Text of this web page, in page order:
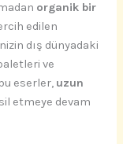
organik bir
edilen
dış dünyadaki
ve
eserler, uzun
etmeye devam